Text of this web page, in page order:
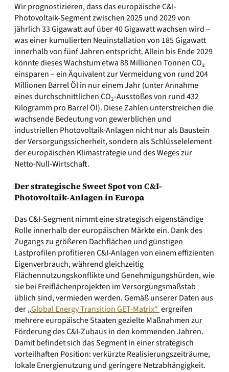
Wir prognostizieren, dass das europäische C&I-
Photovoltaik-Segment zwischen 2025 und 2029 von
jährlich 33 Gigawatt auf über 40 Gigawatt wachsen wird –
was einer kumulierten Neuinstallation von 185 Gigawatt
innerhalb von fünf Jahren entspricht. Allein bis Ende 2029
könnte dieses Wachstum etwa 88 Millionen Tonnen CO₂
einsparen – ein Äquivalent zur Vermeidung von rund 204
Millionen Barrel Öl in nur einem Jahr (unter Annahme
eines durchschnittlichen CO₂-Ausstoßes von rund 432
Kilogramm pro Barrel Öl). Diese Zahlen unterstreichen die
wachsende Bedeutung von gewerblichen und
industriellen Photovoltaik-Anlagen nicht nur als Baustein
der Versorgungssicherheit, sondern als Schlüsselelement
der europäischen Klimastrategie und des Weges zur
Netto-Null-Wirtschaft.
Der strategische Sweet Spot von C&I-
Photovoltaik-Anlagen in Europa
Das C&I-Segment nimmt eine strategisch eigenständige
Rolle innerhalb der europäischen Märkte ein. Dank des
Zugangs zu größeren Dachflächen und günstigen
Lastprofilen profitieren C&I-Anlagen von einem effizienten
Eigenverbrauch, während gleichzeitig
Flächennutzungskonflikte und Genehmigungshürden, wie
sie bei Freiflächenprojekten im Versorgungsmaßstab
üblich sind, vermieden werden. Gemäß unserer Daten aus
der „Global Energy Transition GET-Matrix“ ergreifen
mehrere europäische Staaten gezielte Maßnahmen zur
Förderung des C&I-Zubaus in den kommenden Jahren.
Damit befindet sich das Segment in einer strategisch
vorteilhaften Position: verkürzte Realisierungszeiträume,
lokale Energienutzung und geringere Netzabhängigkeit.